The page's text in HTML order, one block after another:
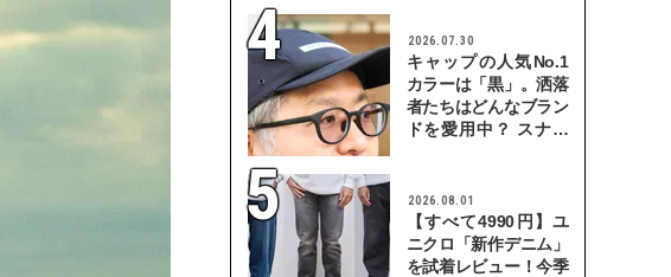
2026.07.30
キャップの人気No.1
カラーは「黒」。洒落
者たちはどんなブラン
ドを愛用中？ スナッ
2026.08.01
【すべて4990円】ユ
ニクロ「新作デニム」
を試着レビュー！今季